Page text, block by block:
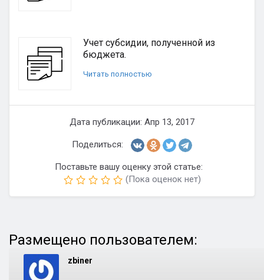
Учет субсидии, полученной из
бюджета.
Читать полностью
Дата публикации: Апр 13, 2017
Поделиться:
Поставьте вашу оценку этой статье:
(Пока оценок нет)
Размещено пользователем:
zbiner